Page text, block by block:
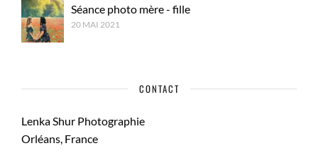
Séance photo mère - fille
20 MAI 2021
CONTACT
Lenka Shur Photographie
Orléans, France